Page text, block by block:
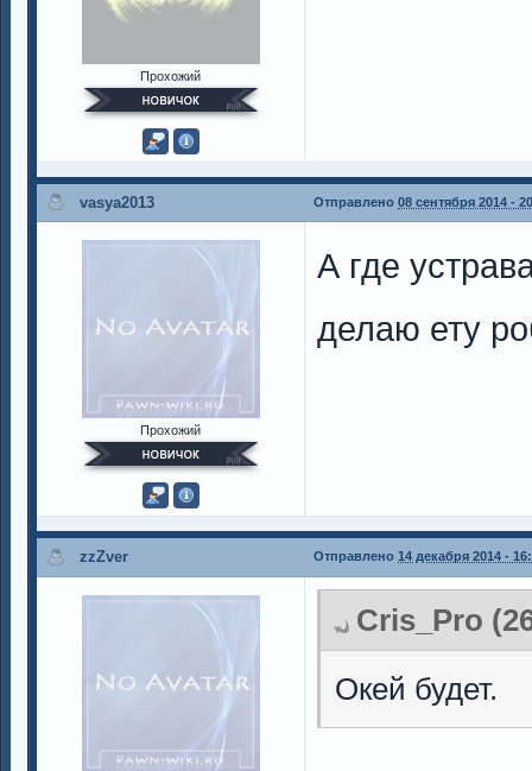
Прохожий
vasya2013 Отправлено 08 сентября 2014 -
Прохожий
А где
делаю ету
zzZver Отправлено 14 декабря 2014 -
Cris_Pro
Окей будет.